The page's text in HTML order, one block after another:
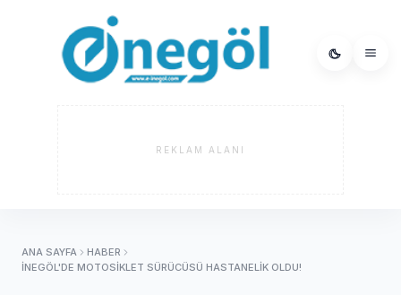
REKLAM ALANI
ANA SAYFA
HABER
İNEGÖL'DE MOTOSIKLET SÜRÜCÜSÜ HASTANELIK OLDU!